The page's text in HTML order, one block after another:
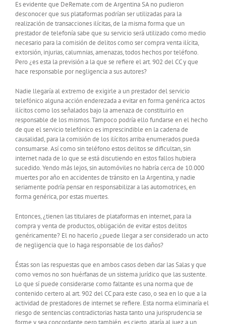
Es evidente que DeRemate.com de Argentina SA no pudieron
desconocer que sus plataformas podrían ser utilizadas para la
realización de transacciones ilícitas, de la misma forma que un
prestador de telefonía sabe que su servicio será utilizado como medio
necesario para la comisión de delitos como ser compra venta ilícita,
extorsión, injurias, calumnias, amenazas, todos hechos por teléfono.
Pero ¿es esta la previsión a la que se refiere el art. 902 del CC y que
hace responsable por negligencia a sus autores?
Nadie llegaría al extremo de exigirle a un prestador del servicio
telefónico alguna acción enderezada a evitar en forma genérica actos
ilícitos como los señalados bajo la amenaza de constituirlo en
responsable de los mismos. Tampoco podría ello fundarse en el hecho
de que el servicio telefónico es imprescindible en la cadena de
causalidad, para la comisión de los ilícitos arriba enumerados pueda
consumarse. Así como sin teléfono estos delitos se dificultan, sin
internet nada de lo que se está discutiendo en estos fallos hubiera
sucedido. Yendo más lejos, sin automóviles no habría cerca de 10.000
muertes por año en accidentes de tránsito en la Argentina, y nadie
seriamente podría pensar en responsabilizar a las automotrices, en
forma genérica, por estas muertes.
Entonces, ¿tienen las titulares de plataformas en internet, para la
compra y venta de productos, obligación de evitar estos delitos
genéricamente? El no hacerlo ¿puede llegar a ser considerado un acto
de negligencia que lo haga responsable de los daños?
Éstas son las respuestas que en ambos casos deben dar las Salas y que
como vemos no son huérfanas de un sistema jurídico que las sustente.
Lo que sí puede considerarse como faltante es una norma que de
contenido certero al art. 902 del CC para este caso, o sea en lo que a la
actividad de prestadores de internet se refiere. Esta norma eliminaría el
riesgo de sentencias contradictorias hasta tanto una jurisprudencia se
forme y sea concordante pero también, es cierto, ataría al juez a un